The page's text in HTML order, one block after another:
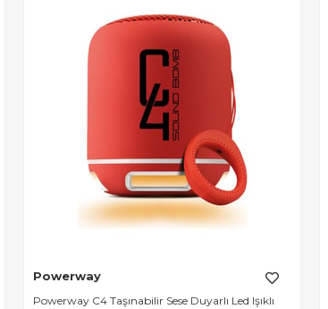
Powerway
Powerway C4 Taşınabilir Sese Duyarlı Led Işıklı